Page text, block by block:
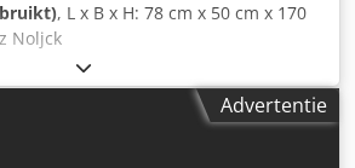
, L x B x H: 78 cm x 50 cm x 170
Noljck
Advertentie